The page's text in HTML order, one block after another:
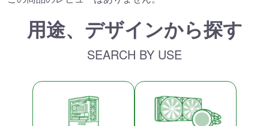
用途、デザインから探す
SEARCH BY USE